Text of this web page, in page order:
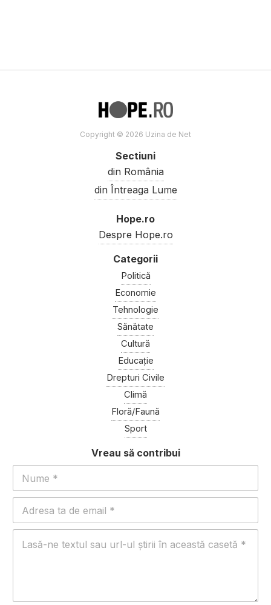
Copyright © 2026 Uzina de Net
Sectiuni
din România
din Întreaga Lume
Hope.ro
Despre Hope.ro
Politică
Economie
Tehnologie
Sănătate
Cultură
Educație
Drepturi Civile
Climă
Floră/Faună
Sport